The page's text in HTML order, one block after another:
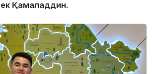
Қамаладдин.